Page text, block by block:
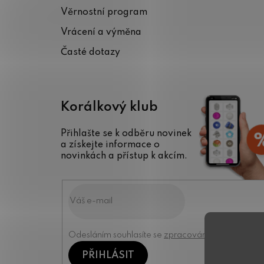
Věrnostní program
Vrácení a výměna
Časté dotazy
Korálkový klub
Přihlašte se k odběru novinek
a získejte informace o
novinkách a přístup k akcím.
Odesláním souhlasíte se zpracováním osobních
PŘIHLÁSIT